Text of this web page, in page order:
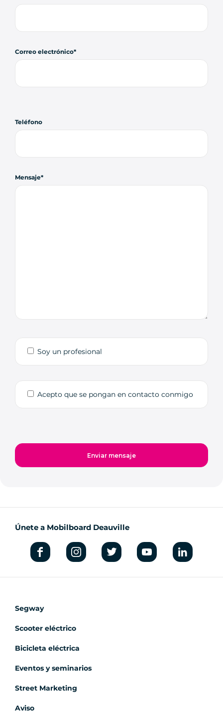
Correo electrónico
Teléfono
Mensaje
Soy un profesional
Acepto que se pongan en contacto conmigo
Únete a Mobilboard Deauville
Segway
Scooter eléctrico
Bicicleta eléctrica
Eventos y seminarios
Street Marketing
Aviso